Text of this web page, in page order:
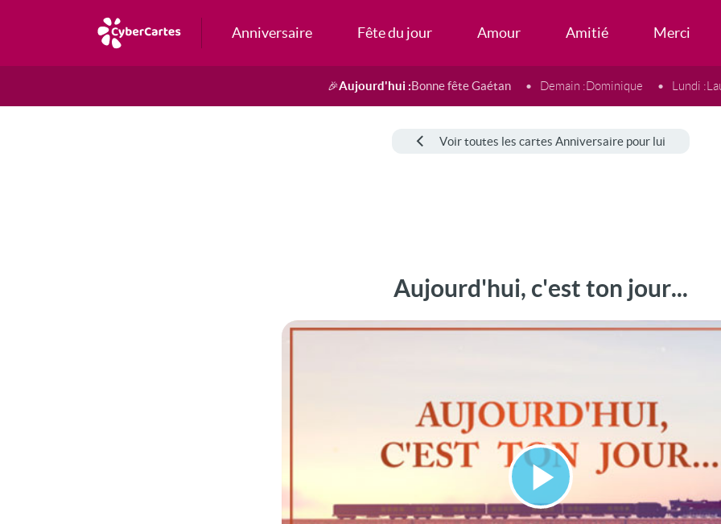
Anniversaire Fête du jour Amour Amitié Merci
🎉Aujourd'hui :Bonne fête Gaétan Demain :Dominique Lundi :
Voir toutes les cartes Anniversaire pour lui
Aujourd'hui, c'est ton jour...
Lire